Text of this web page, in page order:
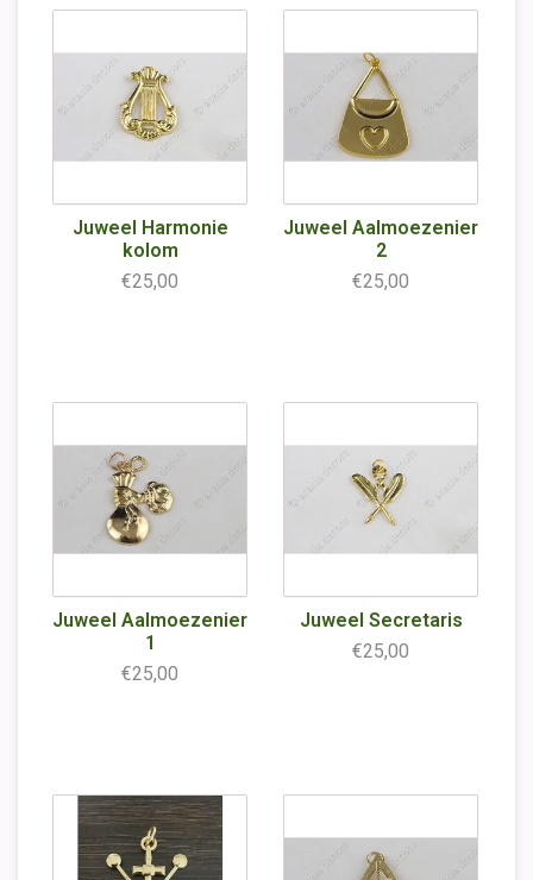
Juweel Harmonie
kolom
€25,00
Juweel Aalmoezenier
2
€25,00
Juweel Aalmoezenier
1
€25,00
Juweel Secretaris
€25,00